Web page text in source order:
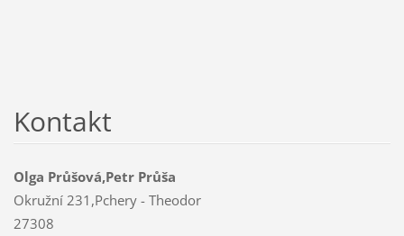
Kontakt
Olga Průšová,Petr Průša
Okružní 231,Pchery - Theodor
27308